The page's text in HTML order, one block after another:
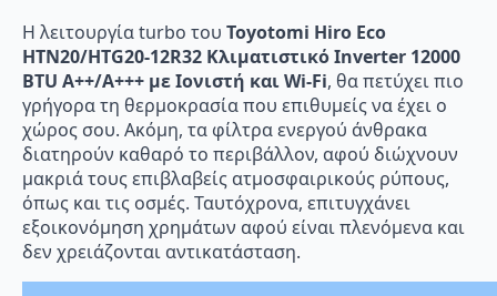
Η λειτουργία turbo του Toyotomi Hiro Eco
HTN20/HTG20-12R32 Κλιματιστικό Inverter 12000
BTU A++/A+++ με Ιονιστή και Wi-Fi, θα πετύχει πιο
γρήγορα τη θερμοκρασία που επιθυμείς να έχει ο
χώρος σου. Ακόμη, τα φίλτρα ενεργού άνθρακα
διατηρούν καθαρό το περιβάλλον, αφού διώχνουν
μακριά τους επιβλαβείς ατμοσφαιρικούς ρύπους,
όπως και τις οσμές. Ταυτόχρονα, επιτυγχάνει
εξοικονόμηση χρημάτων αφού είναι πλενόμενα και
δεν χρειάζονται αντικατάσταση.